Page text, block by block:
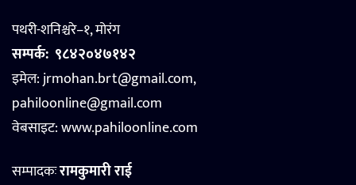
पथरी-शनिश्चरे–१, मोरंग
सम्पर्क: ९८४२०४७१४२
इमेल: jrmohan.brt@gmail.com,
pahiloonline@gmail.com
वेबसाइट:www.pahiloonline.com
सम्पादकःरामकुमारी राई